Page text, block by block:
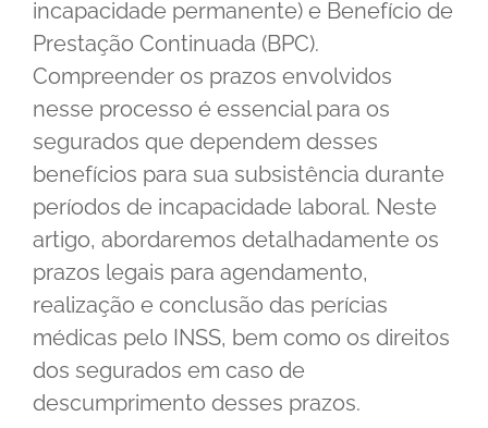
incapacidade permanente) e Benefício de
Prestação Continuada (BPC).
Compreender os prazos envolvidos
nesse processo é essencial para os
segurados que dependem desses
benefícios para sua subsistência durante
períodos de incapacidade laboral. Neste
artigo, abordaremos detalhadamente os
prazos legais para agendamento,
realização e conclusão das perícias
médicas pelo INSS, bem como os direitos
dos segurados em caso de
descumprimento desses prazos.